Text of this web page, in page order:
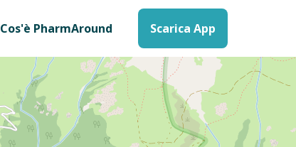
Cos'è PharmAround Scarica App